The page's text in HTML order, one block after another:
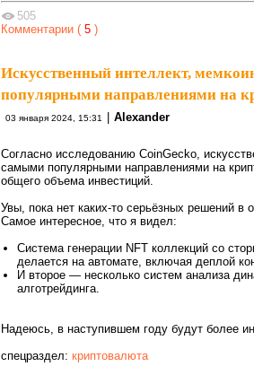
505
Комментарии ( 5 )
Искусственный интеллект,
популярными направлениями на
03 января 2024, 15:31 | Alexander
Согласно исследованию CoinGecko,
самыми популярными направлениями на
общего объема инвестиций.
Увы, пока нет каких-то серьёзных решений в
Самое интересное, что я видел:
Система генерации NFT коллекций со
делается на автомате, включая деплой
И второе — несколько систем анализа
алготрейдинга.
Надеюсь, в наступившем году будут более
спецраздел: криптовалюта